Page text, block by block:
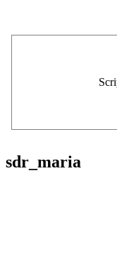
sdr_maria